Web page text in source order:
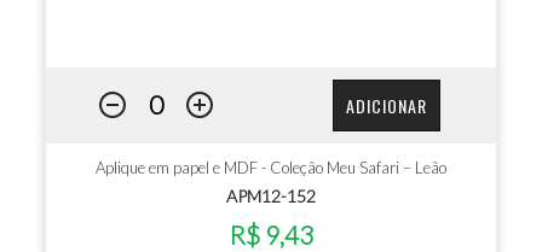
ADICIONAR
Aplique em papel e MDF - Coleção Meu Safari – Leão
APM12-152
R$ 9,43